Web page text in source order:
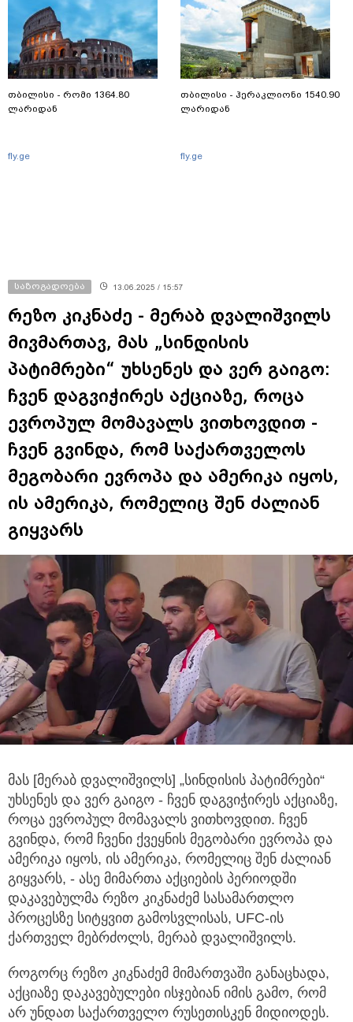
თბილისი - რომი 1364.80
ლარიდან
fly.ge
თბილისი - ჰერაკლიონი 1540.90
ლარიდან
fly.ge
საზოგადოება 13.06.2025 / 15:57
რეზო კიკნაძე - მერაბ დვალიშვილს
მივმართავ, მას „სინდისის
პატიმრები“ უხსენეს და ვერ გაიგო:
ჩვენ დაგვიჭირეს აქციაზე, როცა
ევროპულ მომავალს ვითხოვდით -
ჩვენ გვინდა, რომ საქართველოს
მეგობარი ევროპა და ამერიკა იყოს,
ის ამერიკა, რომელიც შენ ძალიან
გიყვარს
მას [მერაბ დვალიშვილს] „სინდისის პატიმრები“
უხსენეს და ვერ გაიგო - ჩვენ დაგვიჭირეს აქციაზე,
როცა ევროპულ მომავალს ვითხოვდით. ჩვენ
გვინდა, რომ ჩვენი ქვეყნის მეგობარი ევროპა და
ამერიკა იყოს, ის ამერიკა, რომელიც შენ ძალიან
გიყვარს, - ასე მიმართა აქციების პერიოდში
დაკავებულმა რეზო კიკნაძემ სასამართლო
პროცესზე სიტყვით გამოსვლისას, UFC-ის
ქართველ მებრძოლს, მერაბ დვალიშვილს.
როგორც რეზო კიკნაძემ მიმართვაში განაცხადა,
აქციაზე დაკავებულები ისჯებიან იმის გამო, რომ
არ უნდათ საქართველო რუსეთისკენ მიდიოდეს.